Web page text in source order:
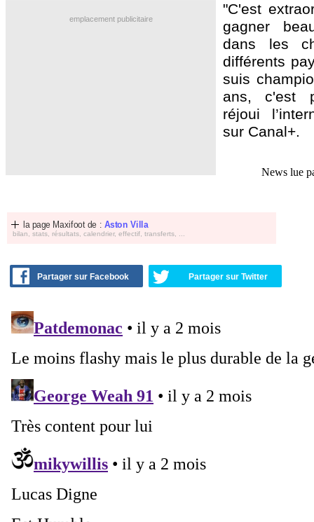
emplacement publicitaire
"C'est
gagner
dans les
différents
suis
ans, c'est
réjoui
sur Canal+.
News lue
la page Maxifoot de : Aston Villa
bilan, stats, résultats, calendrier, effectif, transferts, ...
Partager sur Facebook Partager sur Twitter